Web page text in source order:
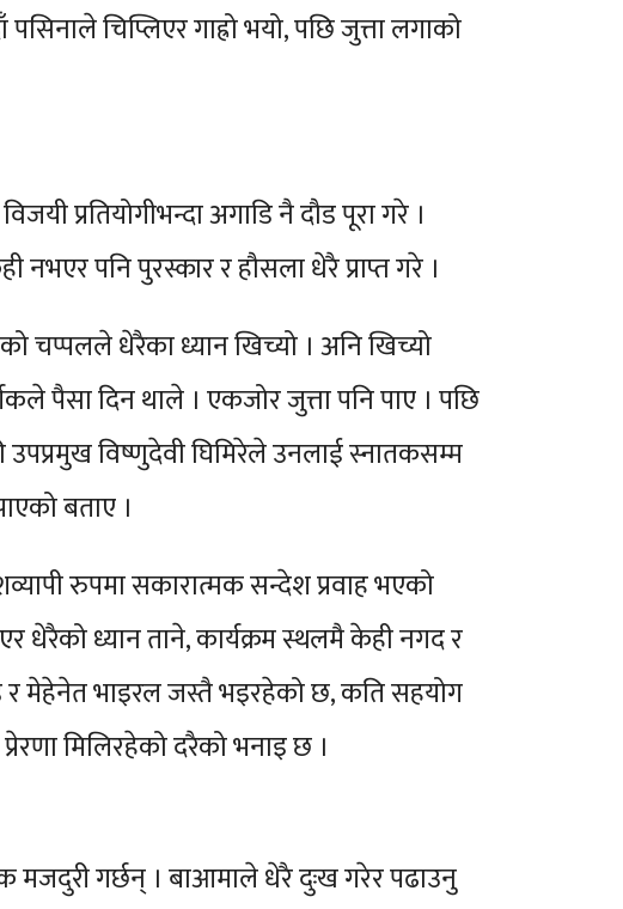
चिप्लिएर गाह्रो भयो, पछि जुत्ता लगाको
प्रतियोगीभन्दा अगाडि नै दौड पूरा गरे ।
नभएर पनि पुरस्कार र हौसला धेरै प्राप्त गरे ।
चप्पलले धेरैका ध्यान खिच्यो । अनि खिच्यो
पैसा दिन थाले । एकजोर जुत्ता पनि पाए । पछि
उपप्रमुख विष्णुदेवी घिमिरेले उनलाई स्नातकसम्म
बताए ।
रुपमा सकारात्मक सन्देश प्रवाह भएको
धेरैको ध्यान ताने, कार्यक्रम स्थलमै केही नगद र
र मेहेनेत भाइरल जस्तै भइरहेको छ, कति सहयोग
मिलिरहेको दरैको भनाइ छ ।
मजदुरी गर्छन् । बाआमाले धेरै दुःख गरेर पढाउनु